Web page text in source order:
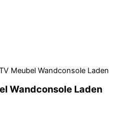
Meubel Wandconsole Laden
Wandconsole Laden